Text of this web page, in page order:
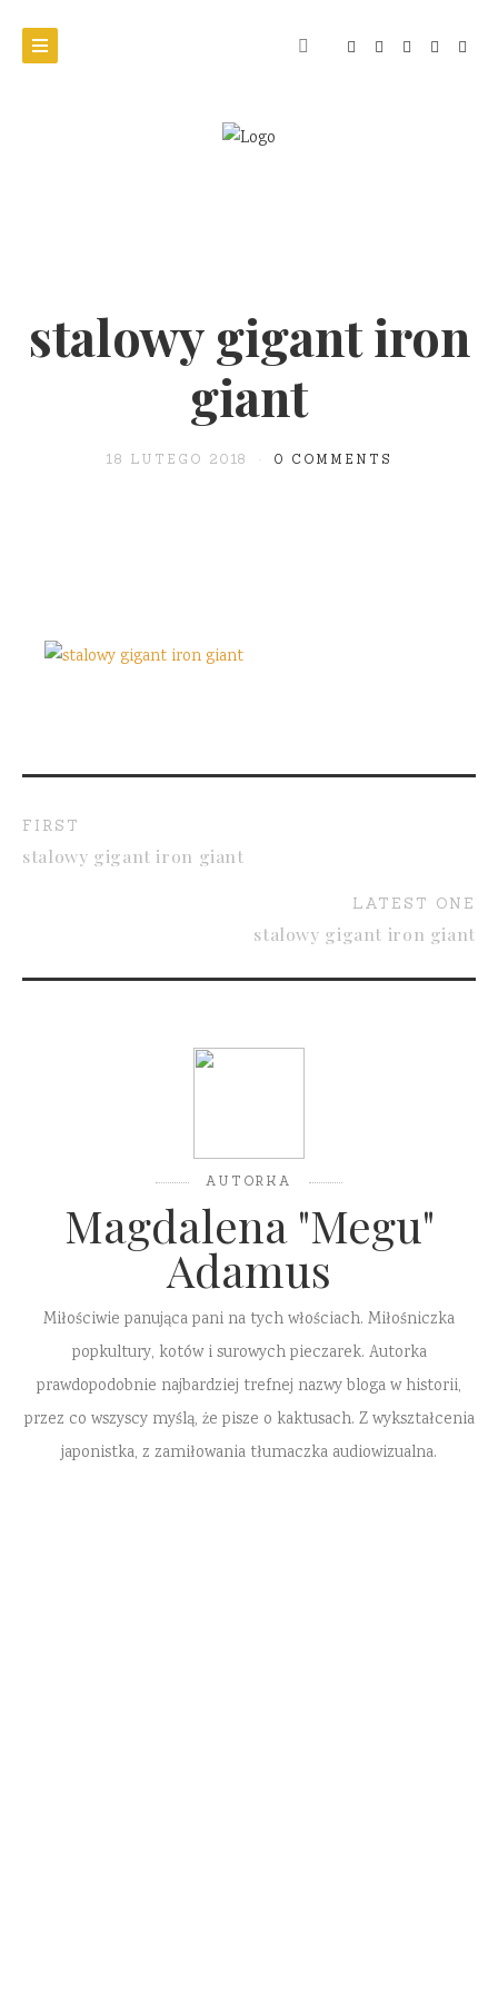
stalowy gigant iron
giant
18 LUTEGO 2018 0 COMMENTS
FIRST
stalowy gigant iron giant
LATEST ONE
stalowy gigant iron giant
AUTORKA
Magdalena "Megu"
Adamus
Miłościwie panująca pani na tych włościach. Miłośniczka
popkultury, kotów i surowych pieczarek. Autorka
prawdopodobnie najbardziej trefnej nazwy bloga w historii,
przez co wszyscy myślą, że pisze o kaktusach. Z wykształcenia
japonistka, z zamiłowania tłumaczka audiowizualna.